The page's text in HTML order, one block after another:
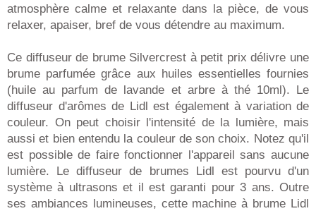
atmosphère calme et relaxante dans la pièce, de vous
relaxer, apaiser, bref de vous détendre au maximum.
Ce diffuseur de brume Silvercrest à petit prix délivre une
brume parfumée grâce aux huiles essentielles fournies
(huile au parfum de lavande et arbre à thé 10ml). Le
diffuseur d'arômes de Lidl est également à variation de
couleur. On peut choisir l'intensité de la lumière, mais
aussi et bien entendu la couleur de son choix. Notez qu'il
est possible de faire fonctionner l'appareil sans aucune
lumière. Le diffuseur de brumes Lidl est pourvu d'un
système à ultrasons et il est garanti pour 3 ans. Outre
ses ambiances lumineuses, cette machine à brume Lidl